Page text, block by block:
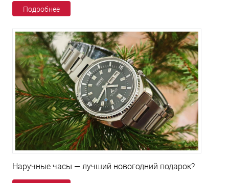
Подробнее
Наручные часы — лучший новогодний подарок?